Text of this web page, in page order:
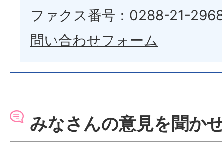
ファクス番号：0288-21-
問い合わせフォーム
みなさんの意見を聞か